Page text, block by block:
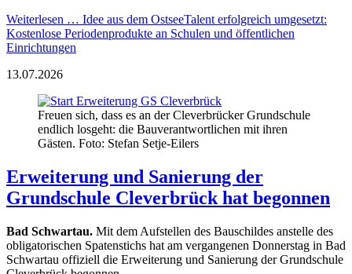
Weiterlesen … Idee aus dem OstseeTalent erfolgreich umgesetzt:
Kostenlose Periodenprodukte an Schulen und öffentlichen
Einrichtungen
13.07.2026
Freuen sich, dass es an der Cleverbrücker Grundschule
endlich losgeht: die Bauverantwortlichen mit ihren
Gästen. Foto: Stefan Setje-Eilers
Erweiterung und Sanierung der
Grundschule Cleverbrück hat begonnen
Bad Schwartau. Mit dem Aufstellen des Bauschildes anstelle des
obligatorischen Spatenstichs hat am vergangenen Donnerstag in Bad
Schwartau offiziell die Erweiterung und Sanierung der Grundschule